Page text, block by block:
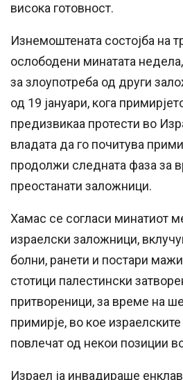
висока готовност.
Изнемоштената состојба на
ослободени минатата
за злоупотреба од други
од 19 јануари, кога
предизвикаа протести во
владата да го почитува
продолжи следната фаза за
преостанати заложници.
Хамас се согласи минатиот
израелски заложници,
болни, ранети и постари
стотици палестински
притвореници, за време на
примирје, во кое
повлечат од некои позиции
Израел ја инвадираше